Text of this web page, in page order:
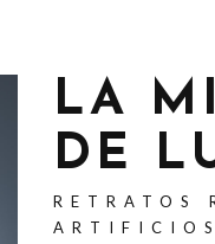
LA
DE
RETRATOS